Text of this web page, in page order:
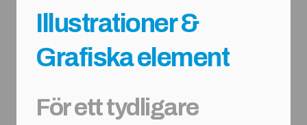
Illustrationer &
Grafiska element
För ett tydligare